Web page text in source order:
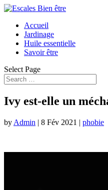
Accueil
Jardinage
Huile essentielle
Savoir être
Select Page
Ivy est-elle un
by Admin | 8 Fév 2021 | phobie